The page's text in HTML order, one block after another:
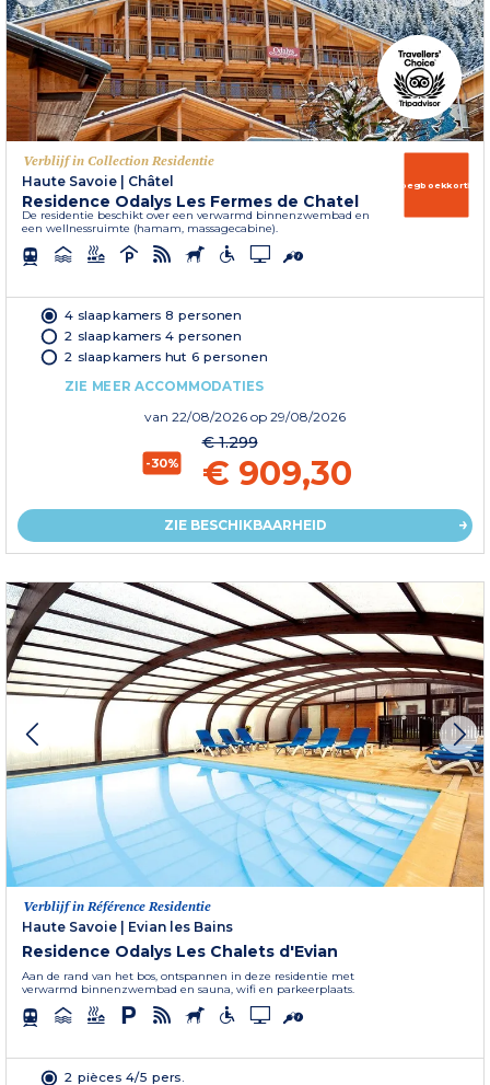
Verblijf in Collection Residentie
Haute Savoie | Châtel
Residence Odalys Les Fermes de Chatel
De residentie beschikt over een verwarmd binnenzwembad en
een wellnessruimte (hamam, massagecabine).
Vroegboekkorting
4 slaapkamers 8 personen
2 slaapkamers 4 personen
2 slaapkamers hut 6 personen
ZIE MEER ACCOMMODATIES
van 22/08/2026 op 29/08/2026
-30%
€ 1.299
€ 909,30
ZIE BESCHIKBAARHEID
Verblijf in Référence Residentie
Haute Savoie | Evian les Bains
Residence Odalys Les Chalets d'Evian
Aan de rand van het bos, ontspannen in deze residentie met
verwarmd binnenzwembad en sauna, wifi en parkeerplaats.
2 pièces 4/5 pers.